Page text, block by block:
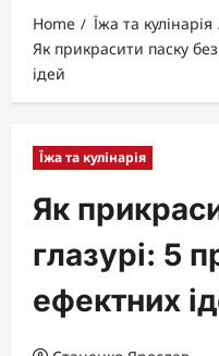
Home
Їжа та кулінарія
Як прикрасити паску
ідей
Їжа та кулінарія
Як
глазурі: 5
ефектних